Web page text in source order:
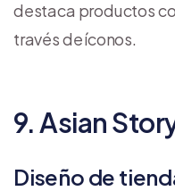
destaca productos
través de íconos.
9. Asian
Diseño de